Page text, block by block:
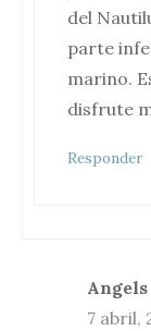
del
parte
marino.
disfrute
Responder
Angels
7 abril,